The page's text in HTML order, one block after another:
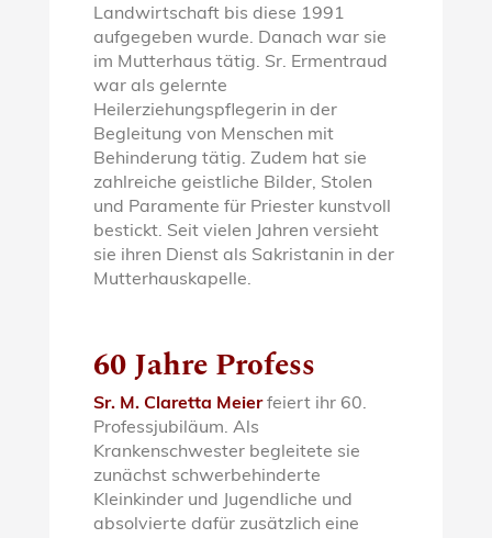
Landwirtschaft bis diese 1991
aufgegeben wurde. Danach war sie
im Mutterhaus tätig. Sr. Ermentraud
war als gelernte
Heilerziehungspflegerin in der
Begleitung von Menschen mit
Behinderung tätig. Zudem hat sie
zahlreiche geistliche Bilder, Stolen
und Paramente für Priester kunstvoll
bestickt. Seit vielen Jahren versieht
sie ihren Dienst als Sakristanin in der
Mutterhauskapelle.
60 Jahre Profess
Sr. M. Claretta Meierfeiert ihr 60.
Professjubiläum. Als
Krankenschwester begleitete sie
zunächst schwerbehinderte
Kleinkinder und Jugendliche und
absolvierte dafür zusätzlich eine